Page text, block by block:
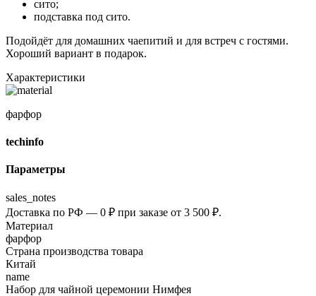
сито;
подставка под сито.
Подойдёт для домашних чаепитий и для встреч с гостями.
Хороший вариант в подарок.
Характеристики
фарфор
techinfo
Параметры
sales_notes
Доставка по РФ — 0 ₽ при заказе от 3 500 ₽.
Материал
фарфор
Страна производства товара
Китай
name
Набор для чайной церемонии Нимфея